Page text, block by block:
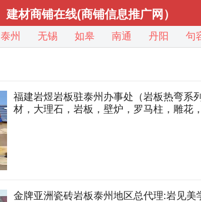
建材商铺在线(商铺信息推广网）
泰州 无锡 如皋 南通 丹阳 句
福建岩煜岩板驻泰州办事处（岩板热弯系
材，大理石，岩板，壁炉，罗马柱，雕花
金牌亚洲瓷砖岩板泰州地区总代理:岩见